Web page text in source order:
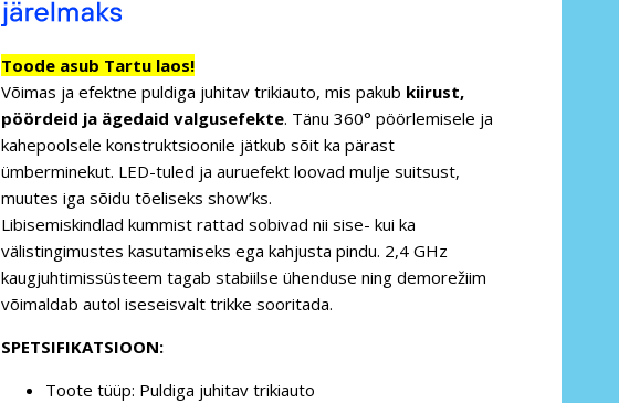
Toode asub Tartu laos!
Võimas ja efektne puldiga juhitav trikiauto, mis pakub kiirust,
pöördeid ja ägedaid valgusefekte. Tänu 360° pöörlemisele ja
kahepoolsele konstruktsioonile jätkub sõit ka pärast
ümberminekut. LED-tuled ja auruefekt loovad mulje suitsust,
muutes iga sõidu tõeliseks show’ks.
Libisemiskindlad kummist rattad sobivad nii sise- kui ka
välistingimustes kasutamiseks ega kahjusta pindu. 2,4 GHz
kaugjuhtimissüsteem tagab stabiilse ühenduse ning demorežiim
võimaldab autol iseseisvalt trikke sooritada.
SPETSIFIKATSIOON:
Toote tüüp: Puldiga juhitav trikiauto